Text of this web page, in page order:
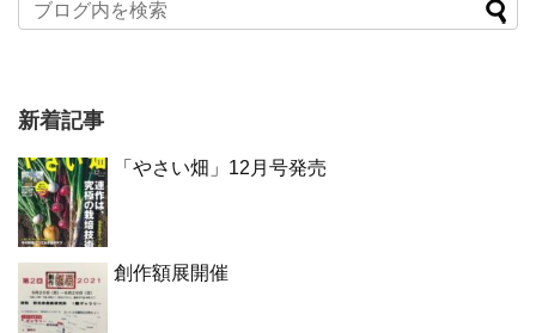
新着記事
「やさい畑」12月号発売
創作額展開催